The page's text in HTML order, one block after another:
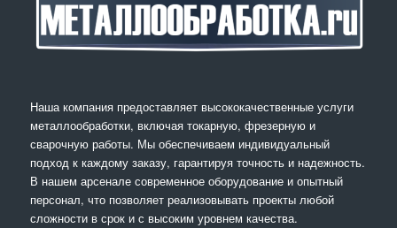
Наша компания предоставляет высококачественные услуги
металлообработки, включая токарную, фрезерную и
сварочную работы. Мы обеспечиваем индивидуальный
подход к каждому заказу, гарантируя точность и надежность.
В нашем арсенале современное оборудование и опытный
персонал, что позволяет реализовывать проекты любой
сложности в срок и с высоким уровнем качества.